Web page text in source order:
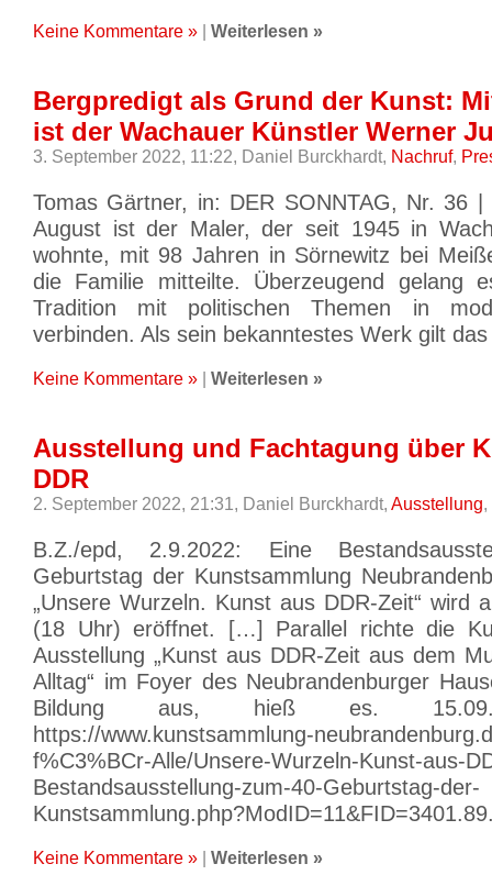
Keine Kommentare » Weiterlesen »
Bergpredigt als Grund der Kunst:
ist der Wachauer Künstler Werner
3. September 2022, 11:22, Daniel Burckhardt, Nachruf,
Tomas Gärtner, in: DER SONNTAG, Nr. 36
August ist der Maler, der seit 1945 in
wohnte, mit 98 Jahren in Sörnewitz bei
die Familie mitteilte. Überzeugend gelang
Tradition mit politischen Themen in
verbinden. Als sein bekanntestes Werk gilt
Keine Kommentare » Weiterlesen »
Ausstellung und Fachtagung über
DDR
2. September 2022, 21:31, Daniel Burckhardt, Ausstellung,
B.Z./epd, 2.9.2022: Eine
Geburtstag der Kunstsammlung
„Unsere Wurzeln. Kunst aus DDR-Zeit“ wird
(18 Uhr) eröffnet. […] Parallel richte die
Ausstellung „Kunst aus DDR-Zeit aus dem
Alltag“ im Foyer des Neubrandenburger
Bildung aus, hieß es.
https://www.kunstsammlung-
f%C3%BCr-Alle/Unsere-Wurzeln-Kunst-aus-
Bestandsausstellung-zum-40-Geburtstag-der-
Keine Kommentare » Weiterlesen »